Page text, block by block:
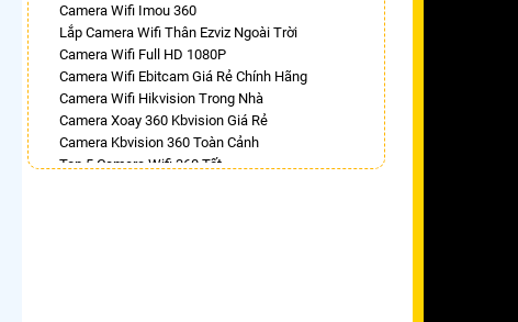
Camera Wifi Imou 360
Lắp Camera Wifi Thân Ezviz Ngoài Trời
Camera Wifi Full HD 1080P
Camera Wifi Ebitcam Giá Rẻ Chính Hãng
Camera Wifi Hikvision Trong Nhà
Camera Xoay 360 Kbvision Giá Rẻ
Camera Kbvision 360 Toàn Cảnh
Top 5 Camera Wifi 360 Tốt